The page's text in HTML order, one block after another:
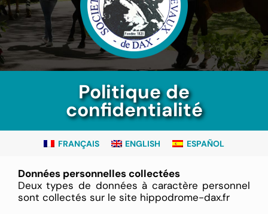
Politique de
confidentialité
FRANÇAIS ENGLISH ESPAÑOL
Données personnelles collectées
Deux types de données à caractère personnel
sont collectés sur le site hippodrome-dax.fr